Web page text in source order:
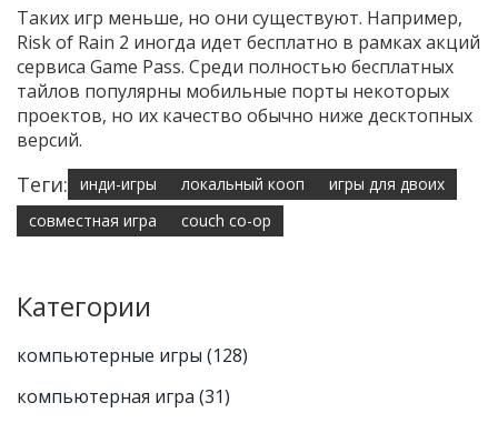
Таких игр меньше, но они существуют. Например,
Risk of Rain 2 иногда идет бесплатно в рамках акций
сервиса Game Pass. Среди полностью бесплатных
тайлов популярны мобильные порты некоторых
проектов, но их качество обычно ниже десктопных
версий.
Теги: инди-игры локальный кооп
игры для двоих
совместная игра
couch co-op
Категории
компьютерные игры (128)
компьютерная игра (31)